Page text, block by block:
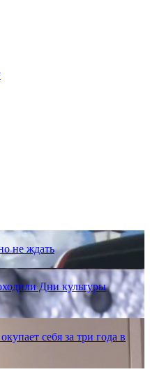
не ждать
Дни культуры
себя за три года в